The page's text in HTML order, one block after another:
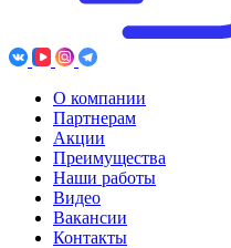
О компании
Партнерам
Акции
Преимущества
Наши работы
Видео
Вакансии
Контакты